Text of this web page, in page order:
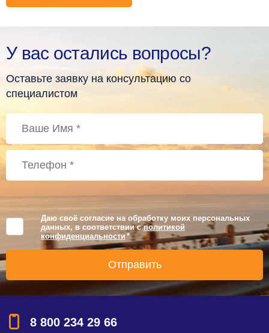
У вас остались вопросы?
Оставьте заявку на консультацию со
специалистом
Даю своё согласие на обработку моих персональных
данных, в соответствии сполитикой
конфиденциальности *
8 800 234 29 66